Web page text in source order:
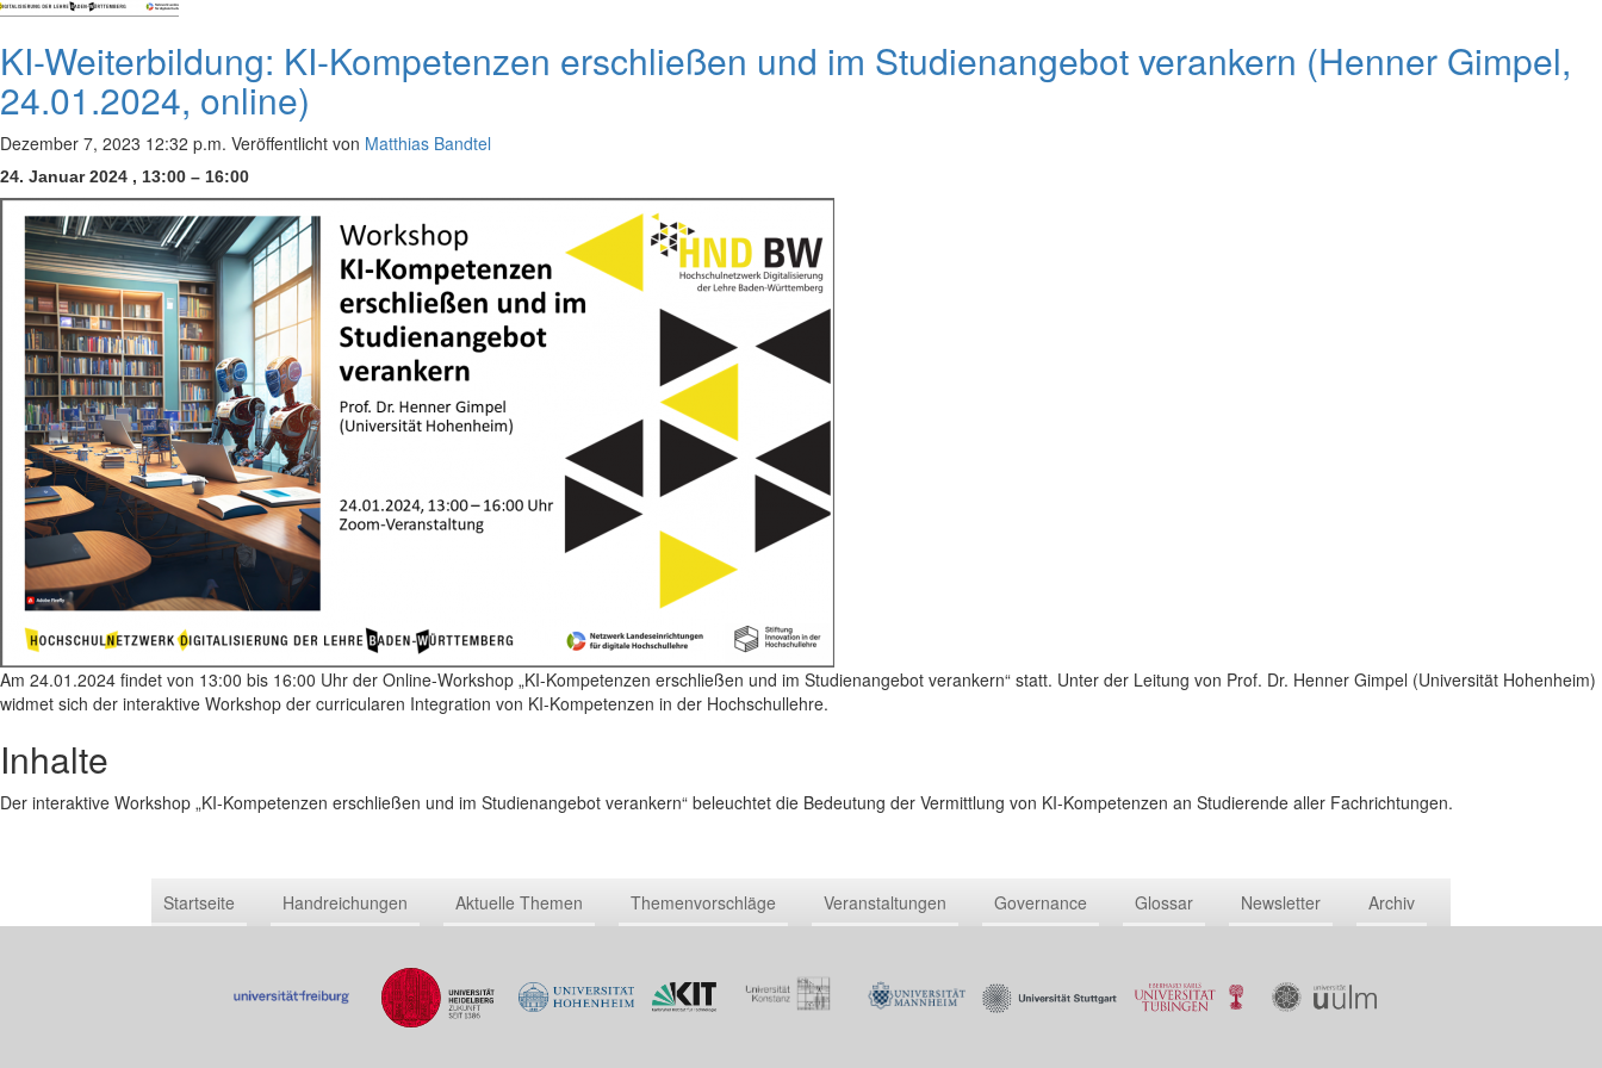
KI-Weiterbildung: KI-Kompetenzen erschließen und im Studienangebot verankern (Henner Gimpel,
24.01.2024, online)
Dezember 7, 2023 12:32 p.m. Veröffentlicht von Matthias Bandtel
24. Januar 2024 , 13:00 – 16:00
Am 24.01.2024 findet von 13:00 bis 16:00 Uhr der Online-Workshop „KI-Kompetenzen erschließen und im Studienangebot verankern“ statt. Unter der Leitung von Prof. Dr. Henner Gimpel (Universität Hohenheim)
widmet sich der interaktive Workshop der curricularen Integration von KI-Kompetenzen in der Hochschullehre.
Inhalte
Der interaktive Workshop „KI-Kompetenzen erschließen und im Studienangebot verankern“ beleuchtet die Bedeutung der Vermittlung von KI-Kompetenzen an Studierende aller Fachrichtungen.
Startseite Handreichungen Aktuelle Themen Themenvorschläge Veranstaltungen Governance Glossar Newsletter Archiv